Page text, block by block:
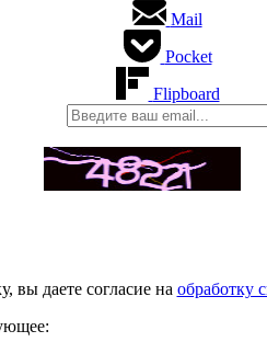
Mail
Pocket
Flipboard
вы даете согласие на обработку